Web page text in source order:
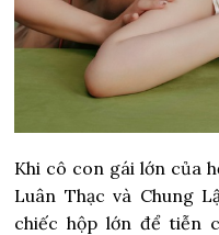
Khi cô con gái lớn của
Luân Thạc và Chung
chiếc hộp lớn để tiễn